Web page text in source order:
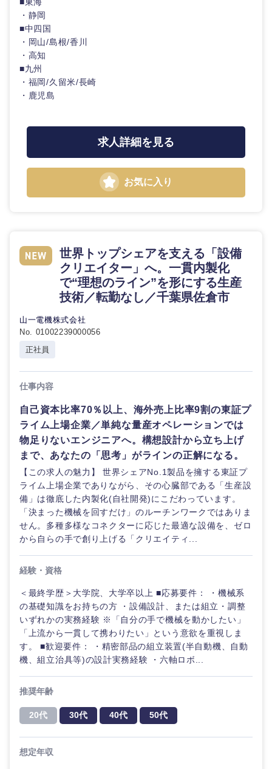
長崎県 熊本県
大分県 宮崎県
鹿児島県 沖縄県
・静岡
■中四国
・岡山/島根/香川
・高知
■九州
・福岡/久留米/長崎
・鹿児島
求人詳細を見る
お気に入り
世界トップシェアを支える「設備
クリエイター」へ。一貫内製化
で“理想のライン”を形にする生産
技術／転勤なし／千葉県佐倉市
山一電機株式会社
No. 01002239000056
正社員
仕事内容
自己資本比率70％以上、海外売上比率9割の東証プ
ライム上場企業／単純な量産オペレーションでは
物足りないエンジニアへ。構想設計から立ち上げ
まで、あなたの「思考」がラインの正解になる。
【この求人の魅力】 世界シェアNo.1製品を擁する東証プ
ライム上場企業でありながら、その心臓部である「生産設
備」は徹底した内製化(自社開発)にこだわっています。
「決まった機械を回すだけ」のルーチンワークではありま
せん。多種多様なコネクターに応じた最適な設備を、ゼロ
から自らの手で創り上げる「クリエイティ...
経験・資格
＜最終学歴＞大学院、大学卒以上 ■応募要件： ・機械系
の基礎知識をお持ちの方 ・設備設計、または組立・調整
いずれかの実務経験 ※「自分の手で機械を動かしたい」
「上流から一貫して携わりたい」という意欲を重視しま
す。 ■歓迎要件： ・精密部品の組立装置(半自動機、自動
機、組立治具等)の設計実務経験 ・六軸ロボ...
推奨年齢
20代 30代 40代 50代
想定年収